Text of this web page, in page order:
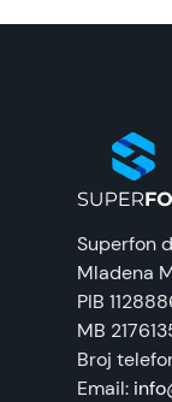
Superfon
Mladena
PIB
MB
Broj
Email: